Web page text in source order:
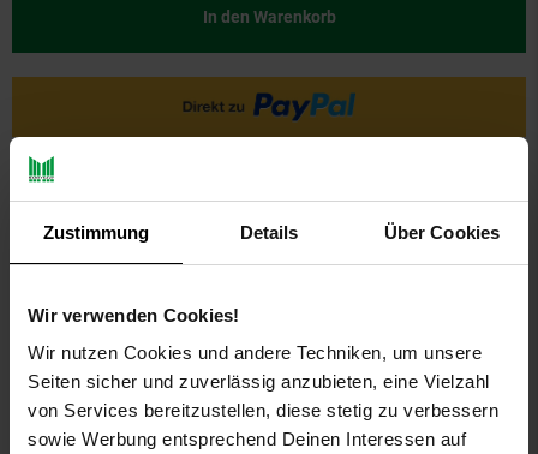
Zustimmung Details Über Cookies
Wir verwenden Cookies!
Wir nutzen Cookies und andere Techniken, um unsere
Seiten sicher und zuverlässig anzubieten, eine Vielzahl
von Services bereitzustellen, diese stetig zu verbessern
sowie Werbung entsprechend Deinen Interessen auf
In den Warenkorb
PAYBACK
Payback Punkte Basis°Punkte:
50
Extra°Punkte:
0